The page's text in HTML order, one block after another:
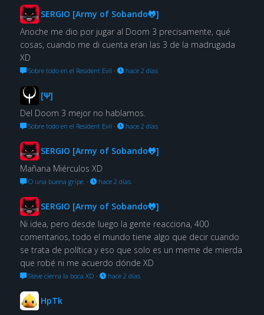
SERGIO [Army of Sobando🐸]
Anoche me dio por jugar al Doom 3 precisamente, qué
cosas, cuando me di cuenta eran las 3 de la madrugada
XD
Sobre todo en el Resident Evil · hace 2 días
[Ψ]
Del Doom 3 mejor no hablamos.
Sobre todo en el Resident Evil · hace 2 días
SERGIO [Army of Sobando🐸]
Mañana Miérculos XD
O una buena gripe. · hace 2 días
SERGIO [Army of Sobando🐸]
Ni idea, pero desde luego la gente reacciona, 400
comentarios, todo el mundo tiene algo que decir cuando
se trata de política y eso que solo es un meme de mierda
que robé ni me acuerdo dónde XD
Steve cierra la boca XD · hace 2 días
HpTk